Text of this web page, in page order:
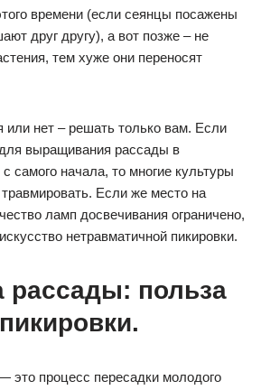
времени (если сеянцы посажены
друг другу), а вот позже – не
тем хуже они переносят
или нет – решать только вам. Если
выращивания рассады в
самого начала, то многие культуры
Если же место на
ламп досвечивания ограничено,
нетравматичной пикировки.
рассады: польза
это процесс пересадки молодого